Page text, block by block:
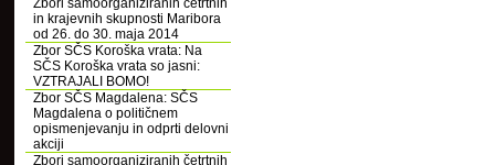
Zbori samoorganiziranih četrtnih
in krajevnih skupnosti Maribora
od 26. do 30. maja 2014
Zbor SČS Koroška vrata: Na
SČS Koroška vrata so jasni:
VZTRAJALI BOMO!
Zbor SČS Magdalena: SČS
Magdalena o političnem
opismenjevanju in odprti delovni
akciji
Zbori samoorganiziranih četrtnih